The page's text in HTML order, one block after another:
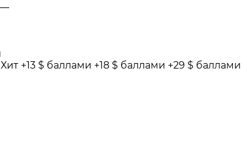
Хит +13 $ баллами +18 $ баллами +29 $ баллами